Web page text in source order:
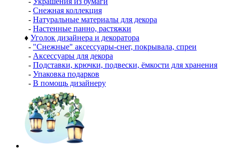
- Снежная коллекция
- Натуральные материалы для декора
- Настенные панно, растяжки
♦ Уголок дизайнера и декоратора
- "Снежные" аксессуары-снег, покрывала, спреи
- Аксессуары для декора
- Подставки, крючки, подвески, ёмкости для хранения
- Упаковка подарков
- В помощь дизайнеру